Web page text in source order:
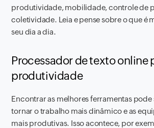
produtividade, mobilidade, controle de
coletividade. Leia e pense sobre o que é
seu dia a dia.
Processador de texto online
produtividade
Encontrar as melhores ferramentas pode
tornar o trabalho mais dinâmico e as
mais produtivas. Isso acontece, por